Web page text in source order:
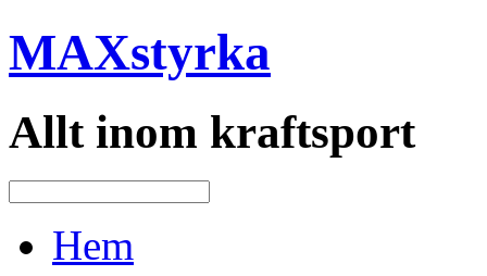
MAXstyrka
Allt inom kraftsport
Hem